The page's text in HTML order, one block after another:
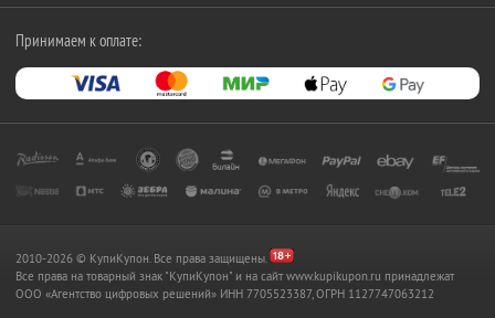
Принимаем к оплате:
2010-2026 © КупиКупон. Все права защищены.
Все права на товарный знак "КупиКупон" и на сайт www.kupikupon.ru принадлежат
OOO «Агентство цифровых решений» ИНН 7705523387, ОГРН 1127747063212